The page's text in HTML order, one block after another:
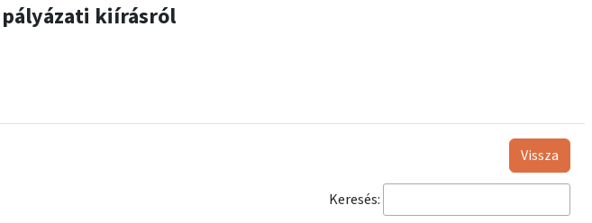
kiírásról
Vissza
Keresés: